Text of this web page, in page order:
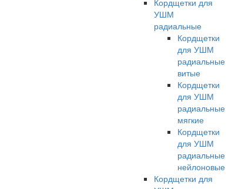
Кордщетки для
УШМ
радиальные
Кордщетки
для УШМ
радиальные
витые
Кордщетки
для УШМ
радиальные
мягкие
Кордщетки
для УШМ
радиальные
нейлоновые
Кордщетки для